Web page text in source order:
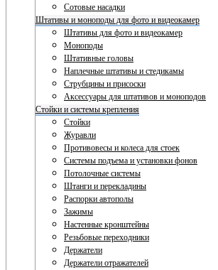
Сотовые насадки
Штативы и моноподы для фото и видеокамер
Штативы для фото и видеокамер
Моноподы
Штативные головы
Наплечные штативы и стедикамы
Струбцины и присоски
Аксессуары для штативов и моноподов
Стойки и системы крепления
Стойки
Журавли
Противовесы и колеса для стоек
Системы подъема и установки фонов
Потолочные системы
Штанги и перекладины
Распорки автополы
Зажимы
Настенные кронштейны
Резьбовые переходники
Держатели
Держатели отражателей